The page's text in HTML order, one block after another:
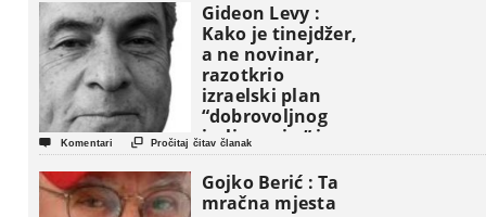
Gideon Levy :
Kako je tinejdžer,
a ne novinar,
razotkrio
izraelski plan
“dobrovoljnog
iseljavanja ” iz
Gaze
 Komentari  Pročitaj čitav članak
Gojko Berić : Ta
mračna mjesta